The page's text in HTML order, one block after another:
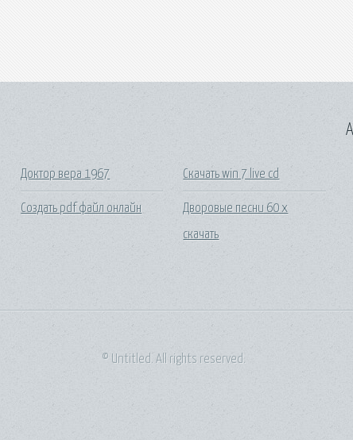
Доктор вера 1967
Создать pdf файл онлайн
Скачать win 7 live cd
Дворовые песни 60 х
скачать
© Untitled. All rights reserved.